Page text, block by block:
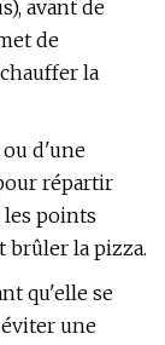
avant de
de
la
d'une
répartir
points
la pizza.
qu'elle se
une